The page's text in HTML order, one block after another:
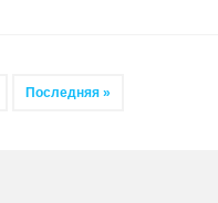
Последняя »